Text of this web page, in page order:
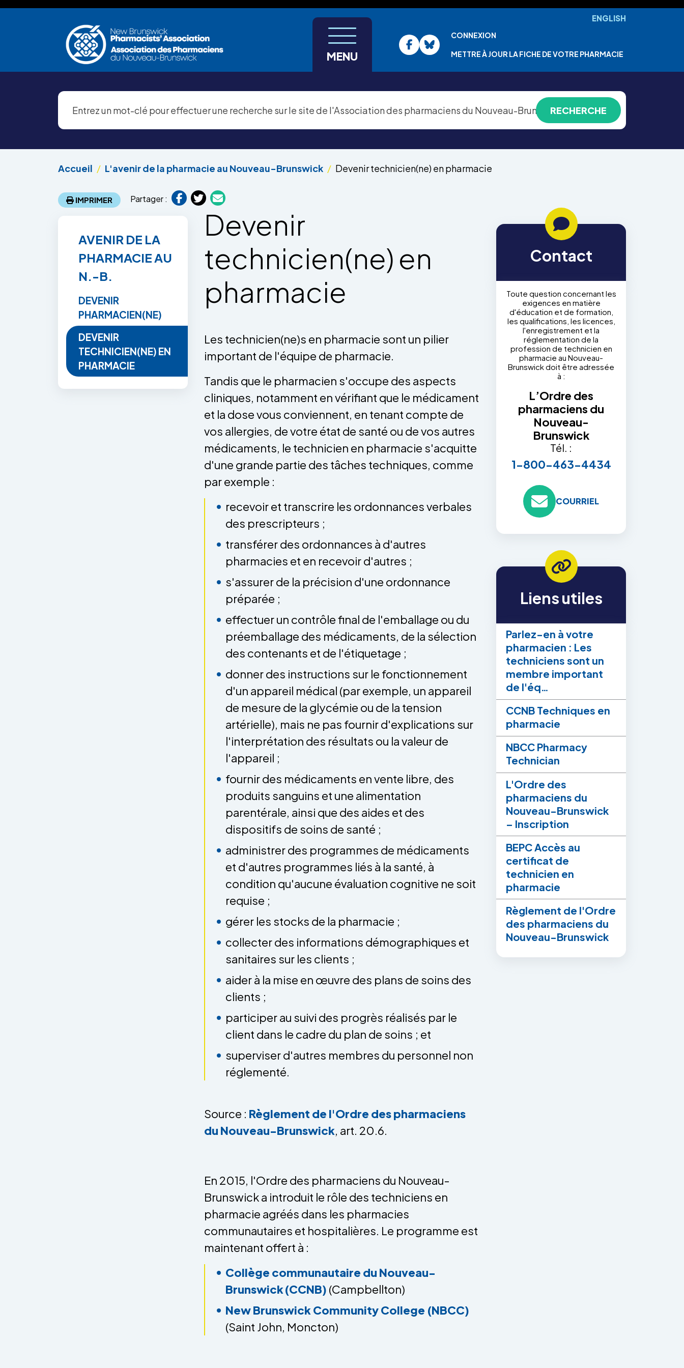
ENGLISH
MENU
CONNEXION
METTRE À JOUR LA FICHE DE VOTRE PHARMACIE
Accueil L'avenir de la pharmacie au Nouveau-Brunswick Devenir technicien(ne) en pharmacie
IMPRIMER Partager :
AVENIR DE LA
PHARMACIE AU
N.-B.
DEVENIR
PHARMACIEN(NE)
DEVENIR
TECHNICIEN(NE) EN
PHARMACIE
Devenir
technicien(ne) en
pharmacie
Les technicien(ne)s en pharmacie sont un pilier
important de l'équipe de pharmacie.
Tandis que le pharmacien s'occupe des aspects
cliniques, notamment en vérifiant que le médicament
et la dose vous conviennent, en tenant compte de
vos allergies, de votre état de santé ou de vos autres
médicaments, le technicien en pharmacie s'acquitte
d'une grande partie des tâches techniques, comme
par exemple :
recevoir et transcrire les ordonnances verbales
des prescripteurs ;
transférer des ordonnances à d'autres
pharmacies et en recevoir d'autres ;
s'assurer de la précision d'une ordonnance
préparée ;
effectuer un contrôle final de l'emballage ou du
préemballage des médicaments, de la sélection
des contenants et de l'étiquetage ;
donner des instructions sur le fonctionnement
d'un appareil médical (par exemple, un appareil
de mesure de la glycémie ou de la tension
artérielle), mais ne pas fournir d'explications sur
l'interprétation des résultats ou la valeur de
l'appareil ;
fournir des médicaments en vente libre, des
produits sanguins et une alimentation
parentérale, ainsi que des aides et des
dispositifs de soins de santé ;
administrer des programmes de médicaments
et d'autres programmes liés à la santé, à
condition qu'aucune évaluation cognitive ne soit
requise ;
gérer les stocks de la pharmacie ;
collecter des informations démographiques et
sanitaires sur les clients ;
aider à la mise en œuvre des plans de soins des
clients ;
participer au suivi des progrès réalisés par le
client dans le cadre du plan de soins ; et
superviser d'autres membres du personnel non
réglementé.
Source : Règlement de l'Ordre des pharmaciens
du Nouveau-Brunswick, art. 20.6.
En 2015, l'Ordre des pharmaciens du Nouveau-
Brunswick a introduit le rôle des techniciens en
pharmacie agréés dans les pharmacies
communautaires et hospitalières. Le programme est
maintenant offert à :
Collège communautaire du Nouveau-
Brunswick (CCNB) (Campbellton)
New Brunswick Community College (NBCC)
(Saint John, Moncton)
Contact
Toute question concernant les
exigences en matière
d'éducation et de formation,
les qualifications, les licences,
l'enregistrement et la
réglementation de la
profession de technicien en
pharmacie au Nouveau-
Brunswick doit être adressée
à :
L’Ordre des
pharmaciens du
Nouveau-
Brunswick
Tél. :
1-800-463-4434
COURRIEL
Liens utiles
Parlez-en à votre
pharmacien : Les
techniciens sont un
membre important
de l'éq…
CCNB Techniques en
pharmacie
NBCC Pharmacy
Technician
L'Ordre des
pharmaciens du
Nouveau-Brunswick
– Inscription
BEPC Accès au
certificat de
technicien en
pharmacie
Règlement de l'Ordre
des pharmaciens du
Nouveau-Brunswick